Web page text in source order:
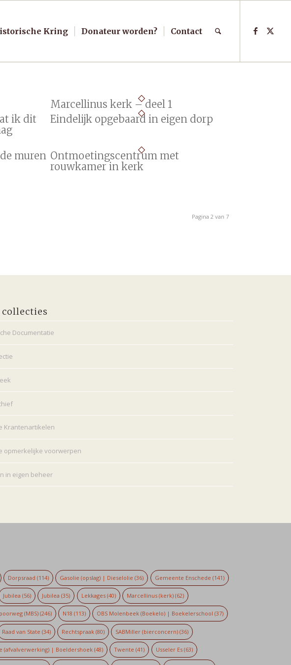
Kring Donateur worden? Contact
Marcellinus kerk – deel 1
ik dit
Eindelijk opgebaard in eigen dorp
muren Ontmoetingscentrum met
rouwkamer in kerk
Pagina 2 van 7
collecties
Documentatie
Krantenartikelen
opmerkelijke voorwerpen
in eigen beheer
Dorpsraad (114) Gasolie (opslag) | Dieselolie (36) Gemeente Enschede (141)
Jubilea (56) Jubilea (35) Lekkages(40) Marcellinus (kerk) (62)
(MBS)(246) N18 (113) OBS Molenbeek (Boekelo) | Boekelerschool (37)
Raad van State (34) Rechtspraak(80) SABMiller (bierconcern) (36)
(afvalverwerking) | Boeldershoek(48) Twente (41) Usseler Es(63)